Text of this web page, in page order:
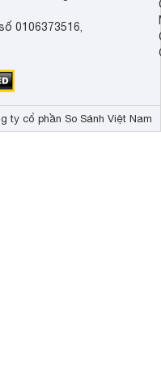
0106373516,
ty cổ phần So Sánh Việt Nam